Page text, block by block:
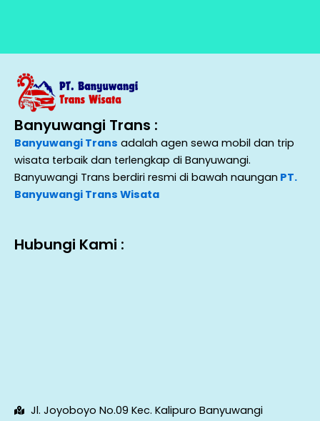
Banyuwangi Trans :
Banyuwangi Trans adalah agen sewa mobil dan trip
wisata terbaik dan terlengkap di Banyuwangi.
Banyuwangi Trans berdiri resmi di bawah naungan PT.
Banyuwangi Trans Wisata
Hubungi Kami :
Jl. Joyoboyo No.09 Kec. Kalipuro Banyuwangi